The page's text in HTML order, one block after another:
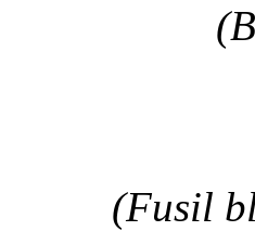
(Fusil